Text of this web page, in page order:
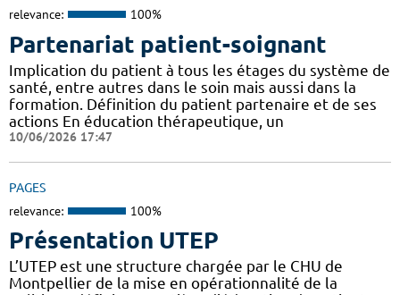
relevance: 100%
Partenariat patient-soignant
Implication du patient à tous les étages du système de
santé, entre autres dans le soin mais aussi dans la
formation. Définition du patient partenaire et de ses
actions En éducation thérapeutique, un
10/06/2026 17:47
PAGES
relevance: 100%
Présentation UTEP
L’UTEP est une structure chargée par le CHU de
Montpellier de la mise en opérationnalité de la